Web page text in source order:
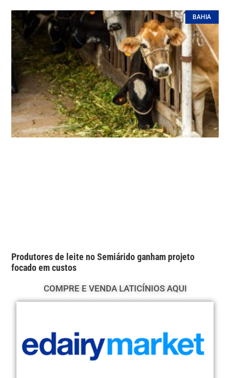
BAHIA
Produtores de leite no Semiárido ganham projeto
focado em custos
COMPRE E VENDA LATICÍNIOS AQUI